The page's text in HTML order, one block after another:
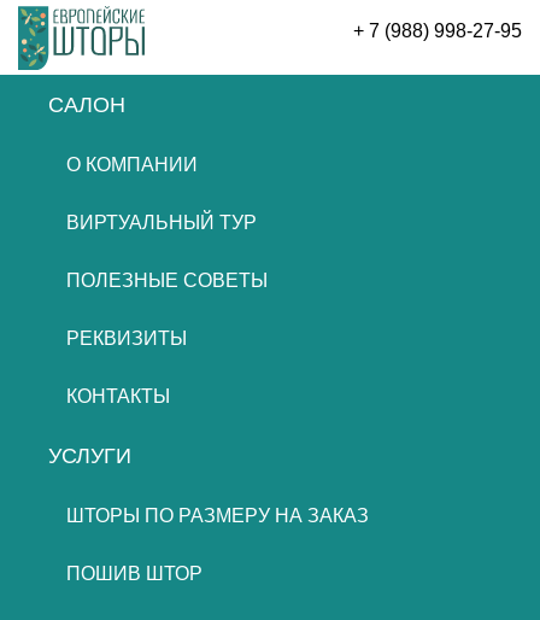
+ 7 (988) 998-27-95
САЛОН
О КОМПАНИИ
ВИРТУАЛЬНЫЙ ТУР
ПОЛЕЗНЫЕ СОВЕТЫ
РЕКВИЗИТЫ
КОНТАКТЫ
УСЛУГИ
ШТОРЫ ПО РАЗМЕРУ НА ЗАКАЗ
ПОШИВ ШТОР